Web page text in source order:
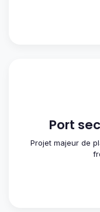
Port
Projet majeur de